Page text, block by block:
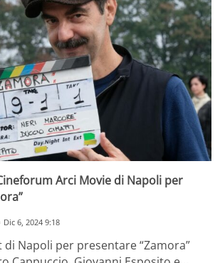
Arci Movie di Napoli per
Dic 6, 2024 9:18
Napoli per presentare “Zamora”